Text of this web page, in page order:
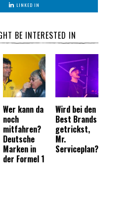
LINKED IN
BE INTERESTED IN
Wer kann da
noch
mitfahren?
Deutsche
Marken in
der Formel 1
Wird bei den
Best Brands
getrickst,
Mr.
Serviceplan?